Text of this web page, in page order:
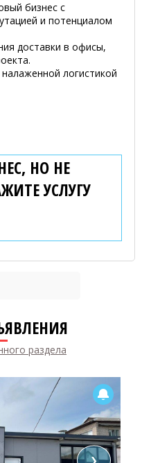
бизнес с
и потенциалом
доставки в офисы,
логистикой
НО НЕ
УСЛУГУ
раздела
❯